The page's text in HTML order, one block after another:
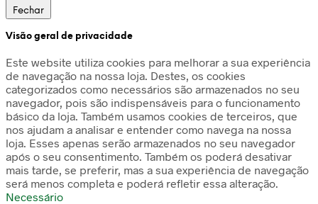
Fechar
Visão geral de privacidade
Este website utiliza cookies para melhorar a sua experiência
de navegação na nossa loja. Destes, os cookies
categorizados como necessários são armazenados no seu
navegador, pois são indispensáveis para o funcionamento
básico da loja. Também usamos cookies de terceiros, que
nos ajudam a analisar e entender como navega na nossa
loja. Esses apenas serão armazenados no seu navegador
após o seu consentimento. Também os poderá desativar
mais tarde, se preferir, mas a sua experiência de navegação
será menos completa e poderá refletir essa alteração.
Necessário